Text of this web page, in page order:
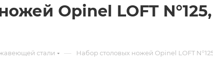
Opinel LOFT
стали — Набор столовых ножей Opinel LOFT